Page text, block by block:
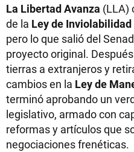
La Libertad Avanza (LLA)
de la Ley de
pero lo que salió del
proyecto original.
tierras a extranjeros y
cambios en la Ley de
terminó aprobando un
legislativo, armado con
reformas y artículos que
negociaciones frenéticas.